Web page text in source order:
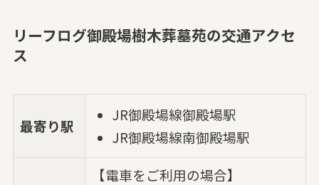
リーフログ御殿場樹木葬墓苑の交通アクセ
ス
最寄り駅
JR御殿場線御殿場駅
JR御殿場線南御殿場駅
【電車をご利用の場合】